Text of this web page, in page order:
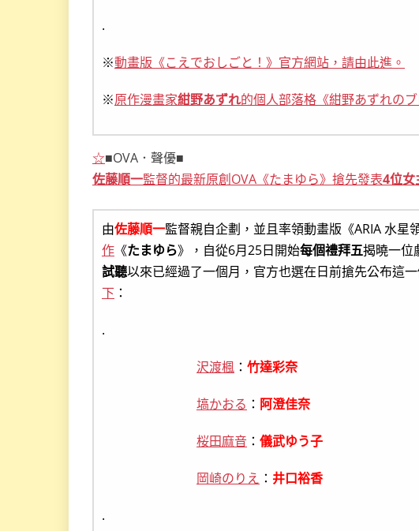
.
※動畫版《こえでおしごと！》官方網站，請由此進。
※原作漫畫家紺野あずれ的個人部落格《紺野あずれの
☆■OVA．聲優■
佐藤順一監督的最新原創OVA《たまゆら》搶先發表4位女
由佐藤順一監督親自企劃，並且率領動畫版《ARIA 水星
作 《たまゆら》，自從6月25日開始每個禮拜五揭曉一位
試聽以來已經過了一個月，官方也選在日前搶先公布這
下 ：
.
沢渡楓 ： 竹達彩奈
塙かおる ： 阿澄佳奈
桜田麻音 ： 儀武ゆう子
岡崎のりえ ： 井口裕香
.